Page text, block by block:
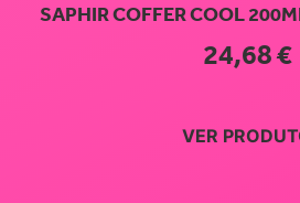
SAPHIR COFFER COOL
24,68€
VER